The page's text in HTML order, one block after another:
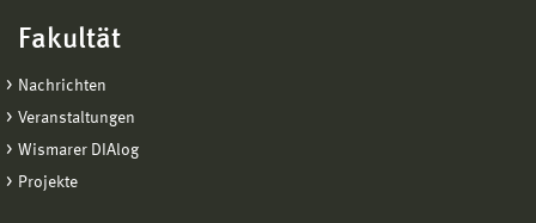
Fakultät
Nachrichten
Veranstaltungen
Wismarer DIAlog
Projekte